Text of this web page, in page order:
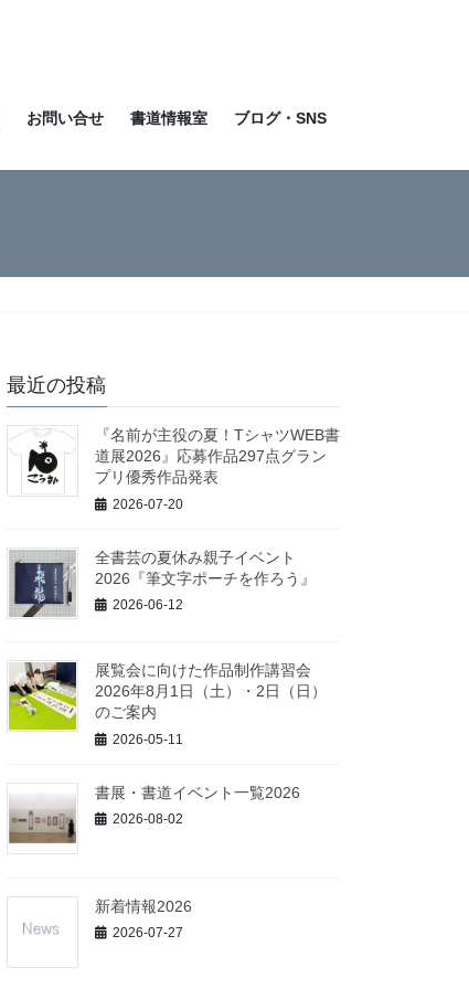
お問い合せ 書道情報室 ブログ・SNS
最近の投稿
『名前が主役の夏！TシャツWEB書
道展2026』応募作品297点グラン
プリ優秀作品発表
2026-07-20
全書芸の夏休み親子イベント
2026『筆文字ポーチを作ろう』
2026-06-12
展覧会に向けた作品制作講習会
2026年8月1日（土）・2日（日）
のご案内
2026-05-11
書展・書道イベント一覧2026
2026-08-02
新着情報2026
2026-07-27